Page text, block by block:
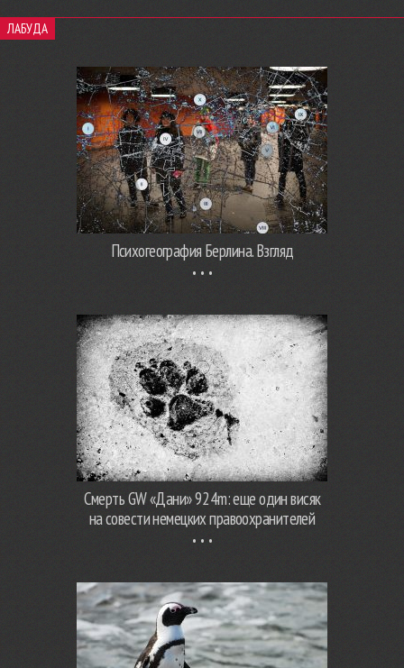
ЛАБУДА
Психогеография Берлина. Взгляд
Смерть GW «Дани» 924m: еще один висяк
на совести немецких правоохранителей